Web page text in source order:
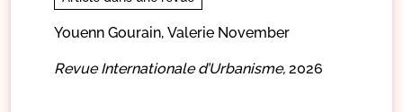
Youenn Gourain, Valerie November
Revue Internationale d’Urbanisme, 2026